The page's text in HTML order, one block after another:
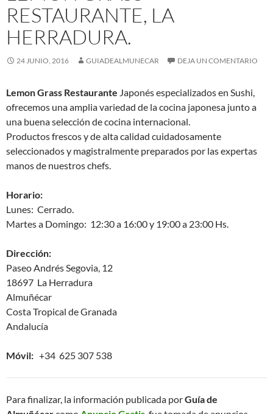
RESTAURANTE, LA
HERRADURA.
24 JUNIO, 2016 GUIADEALMUNECAR DEJA UN COMENTARIO
Lemon Grass Restaurante Japonés especializados en Sushi,
ofrecemos una amplia variedad de la cocina japonesa junto a
una buena selección de cocina internacional.
Productos frescos y de alta calidad cuidadosamente
seleccionados y magistralmente preparados por las expertas
manos de nuestros chefs.
Horario:
Lunes: Cerrado.
Martes a Domingo: 12:30 a 16:00 y 19:00 a 23:00 Hs.
Dirección:
Paseo Andrés Segovia, 12
18697 La Herradura
Almuñécar
Costa Tropical de Granada
Andalucía
Móvil: +34 625 307 538
Para finalizar, la información publicada porGuía de